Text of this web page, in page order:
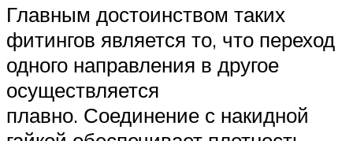
Главным достоинством таких
фитингов является то, что переход
одного направления в другое
осуществляется
плавно. Соединение с накидной